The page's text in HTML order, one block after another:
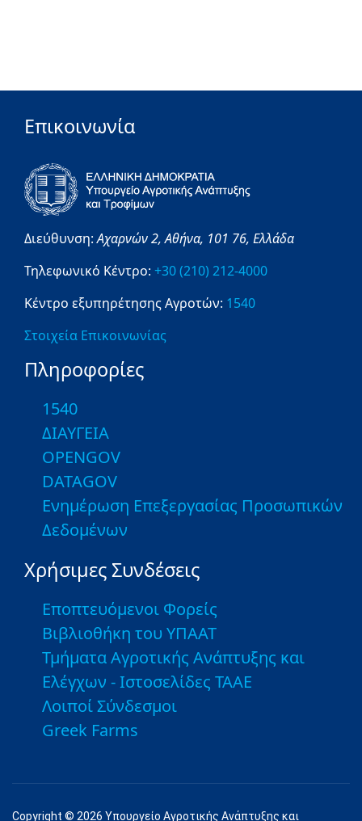
Επικοινωνία
Διεύθυνση:Αχαρνών 2,Αθήνα, 101 76, Ελλάδα
Τηλεφωνικό Κέντρο: +30 (210) 212-4000
Κέντρο εξυπηρέτησης Αγροτών: 1540
Στοιχεία Επικοινωνίας
Πληροφορίες
1540
ΔΙΑΥΓΕΙΑ
OPENGOV
DATAGOV
Ενημέρωση Επεξεργασίας Προσωπικών
Δεδομένων
Χρήσιμες Συνδέσεις
Εποπτευόμενοι Φορείς
Βιβλιοθήκη του ΥΠΑΑΤ
Τμήματα Αγροτικής Ανάπτυξης και
Ελέγχων - Ιστοσελίδες ΤΑΑΕ
Λοιποί Σύνδεσμοι
Greek Farms
Copyright © 2026 Υπουργείο Αγροτικής Ανάπτυξης και